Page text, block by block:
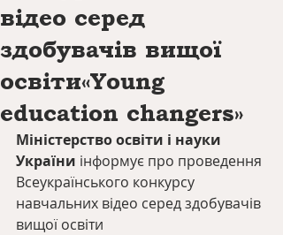
відео серед
здобувачів вищої
освіти«Young
education changers»
Міністерство освіти і науки
України інформує про проведення
Всеукраїнського конкурсу
навчальних відео серед здобувачів
вищої освіти